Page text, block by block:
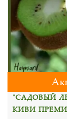
"САДОВЫЙ
КИВИ